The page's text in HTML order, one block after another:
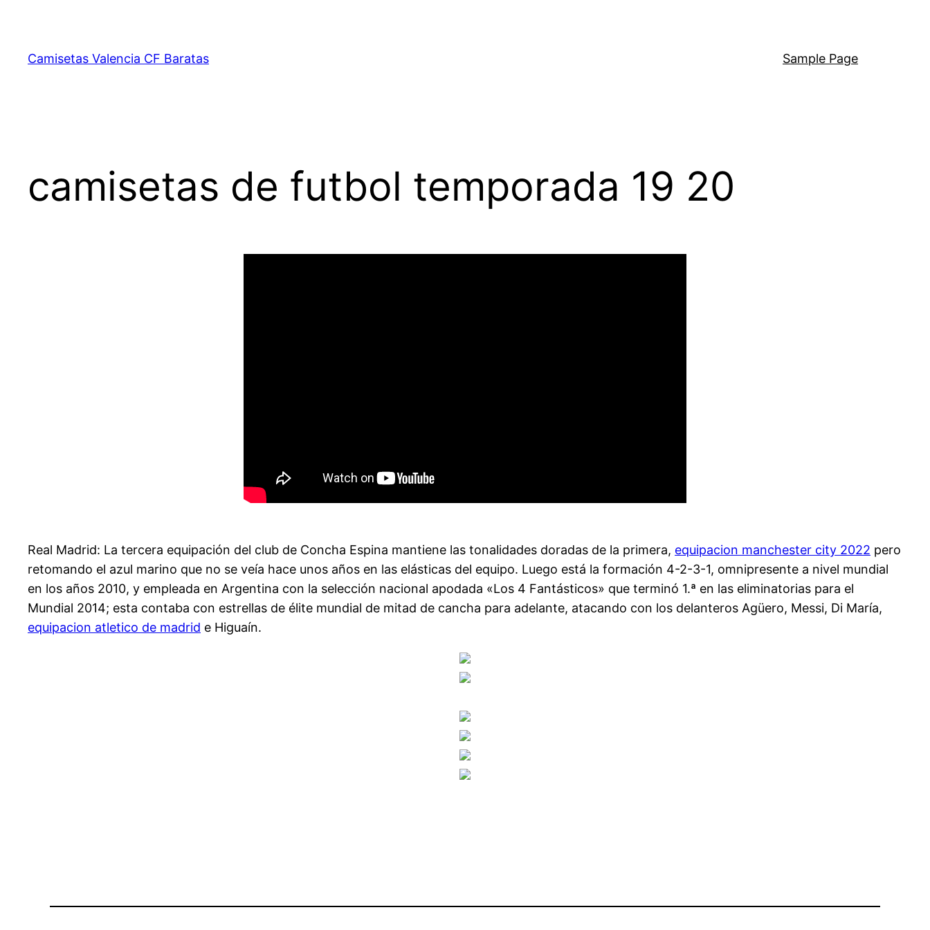
contenido
Camisetas Valencia CF Baratas Sample Page
camisetas de futbol temporada 19 20
Real Madrid: La tercera equipación del club de Concha Espina mantiene las tonalidades doradas de la primera, equipacion manchester city 2022 pero
retomando el azul marino que no se veía hace unos años en las elásticas del equipo. Luego está la formación 4-2-3-1, omnipresente a nivel mundial
en los años 2010, y empleada en Argentina con la selección nacional apodada «Los 4 Fantásticos» que terminó 1.ª en las eliminatorias para el
Mundial 2014; esta contaba con estrellas de élite mundial de mitad de cancha para adelante, atacando con los delanteros Agüero, Messi, Di María,
equipacion atletico de madrid e Higuaín.